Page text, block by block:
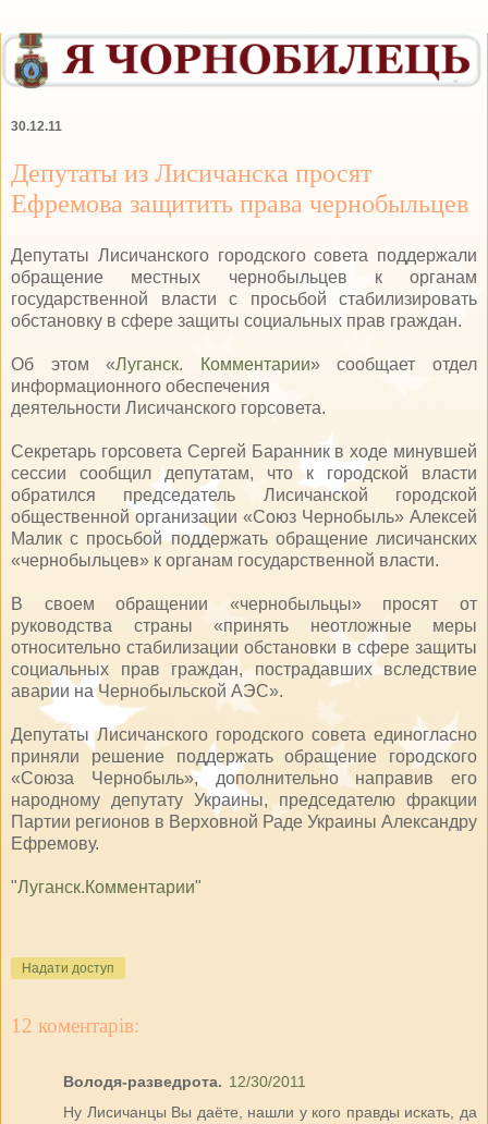
30.12.11
Депутаты из Лисичанска просят
Ефремова защитить права чернобыльцев
Депутаты Лисичанского городского совета поддержали
обращение местных чернобыльцев к органам
государственной власти с просьбой стабилизировать
обстановку в сфере защиты социальных прав граждан.
Об этом «Луганск. Комментарии» сообщает отдел
информационного обеспечения
деятельности Лисичанского горсовета.
Секретарь горсовета Сергей Баранник в ходе минувшей
сессии сообщил депутатам, что к городской власти
обратился председатель Лисичанской городской
общественной организации «Союз Чернобыль» Алексей
Малик с просьбой поддержать обращение лисичанских
«чернобыльцев» к органам государственной власти.
В своем обращении «чернобыльцы» просят от
руководства страны «принять неотложные меры
относительно стабилизации обстановки в сфере защиты
социальных прав граждан, пострадавших вследствие
аварии на Чернобыльской АЭС».
Депутаты Лисичанского городского совета единогласно
приняли решение поддержать обращение городского
«Союза Чернобыль», дополнительно направив его
народному депутату Украины, председателю фракции
Партии регионов в Верховной Раде Украины Александру
Ефремову.
"Луганск.Комментарии"
Надати доступ
12 коментарів:
Володя-разведрота. 12/30/2011
Ну Лисичанцы Вы даёте, нашли у кого правды искать, да